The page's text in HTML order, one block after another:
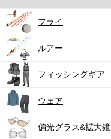
フライ
ルアー
フィッシングギア
ウェア
偏光グラス&拡大鏡